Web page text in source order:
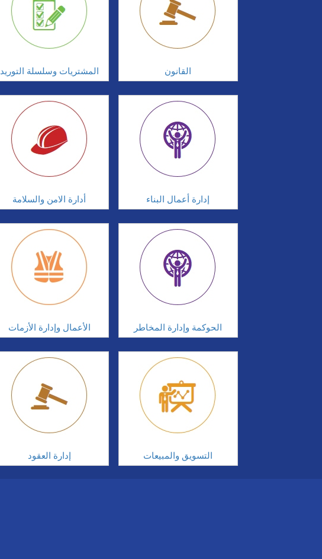
المشتريات وسلسلة التوريد القانون
أدارة الامن والسلامة إدارة أعمال البناء
الأعمال وإدارة الأزمات الحوكمة وإدارة المخاطر
إدارة العقود التسويق والمبيعات